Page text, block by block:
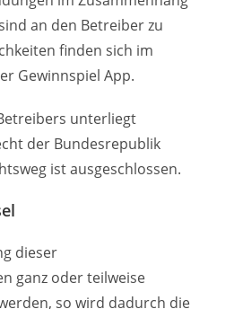
an den Betreiber zu
finden sich im
Gewinnspiel App.
unterliegt
der Bundesrepublik
ist ausgeschlossen.
dieser
ganz oder teilweise
so wird dadurch die